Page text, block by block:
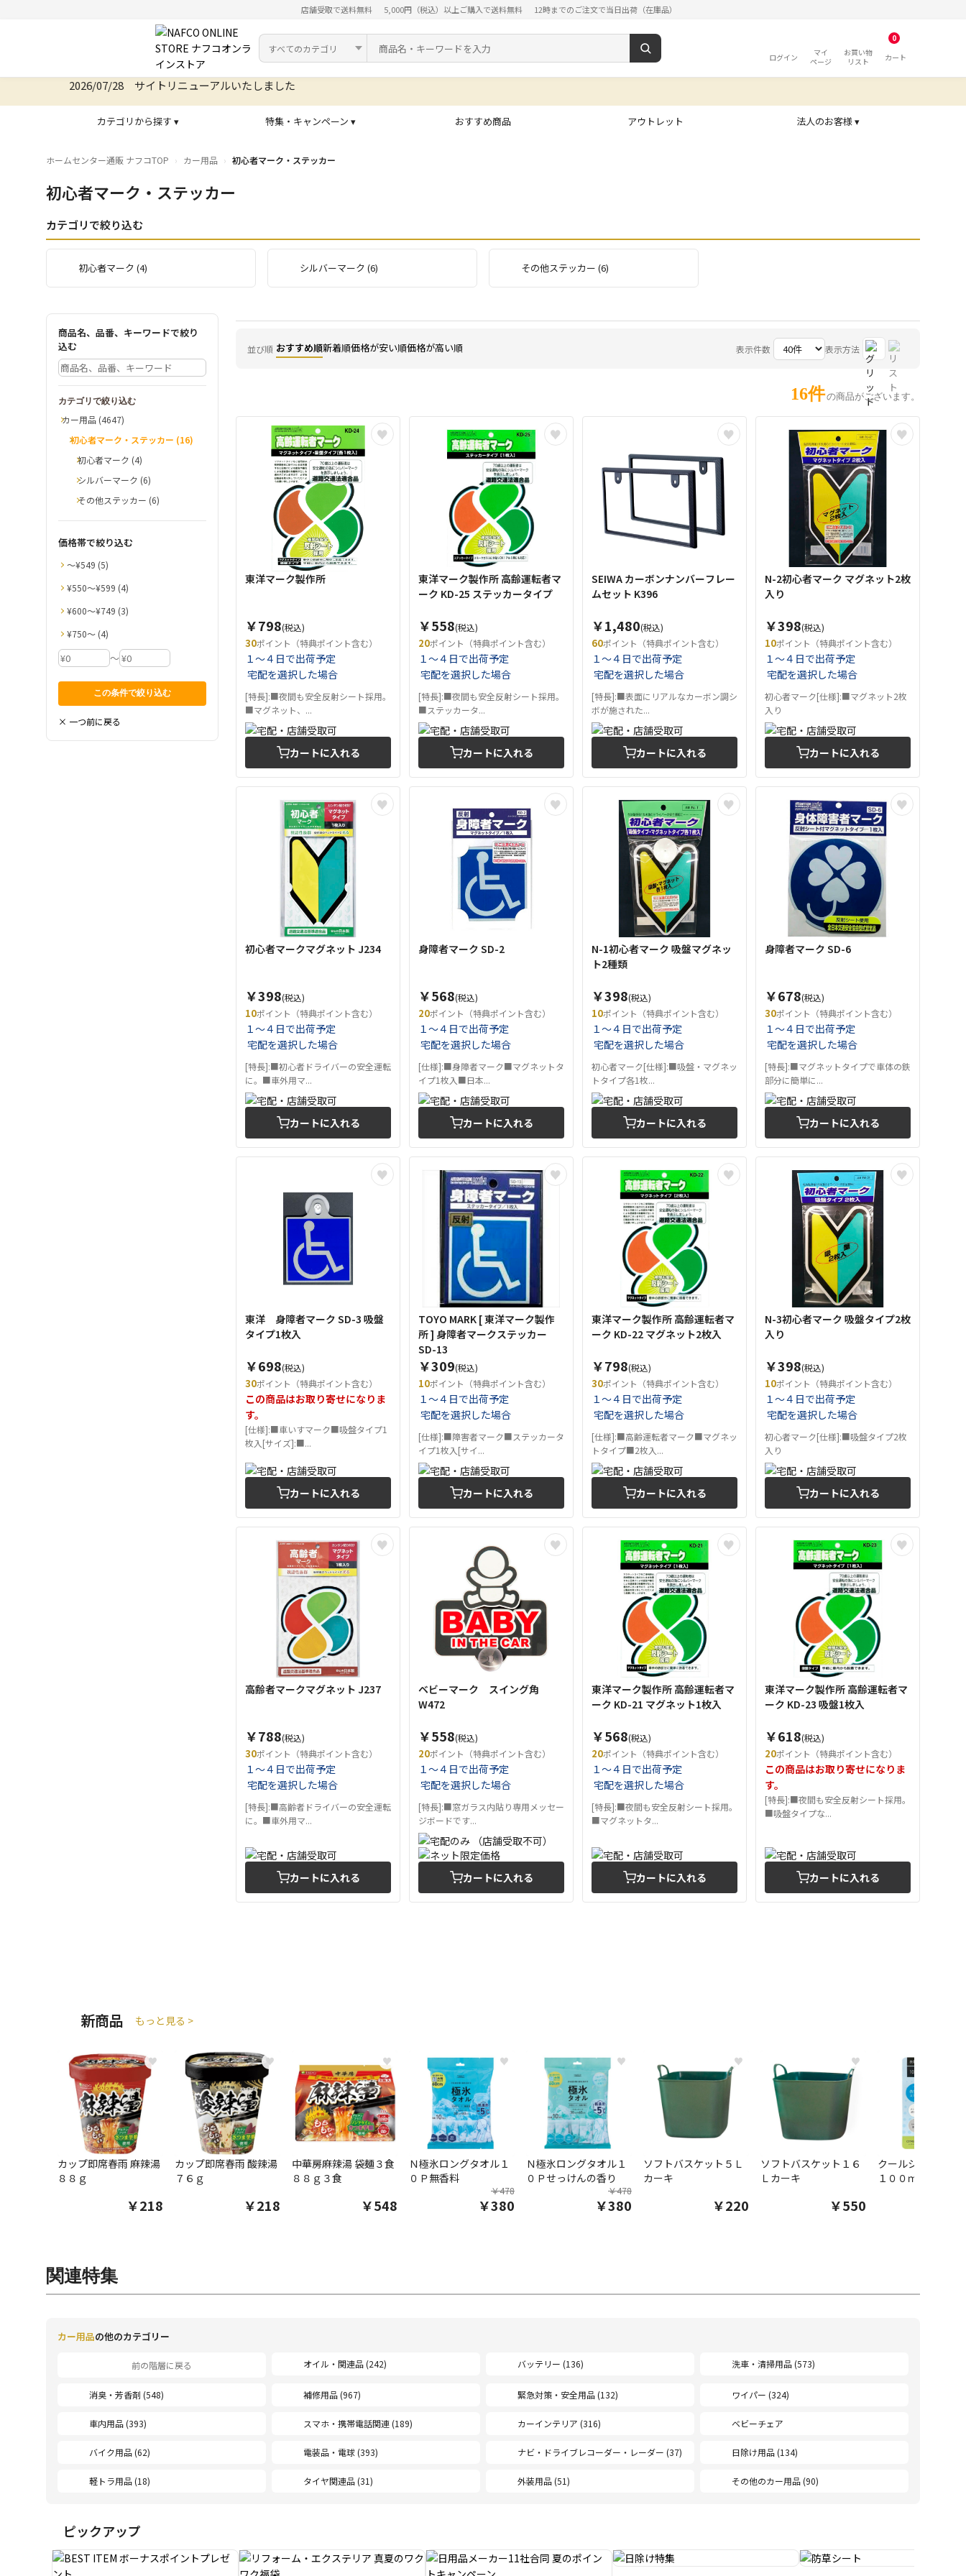
店舗受取で送料無料 5,000円（税込）以上ご購入で送料無料 12時までのご注文で当日出荷（在庫品）
カテゴリ
検索キーワード
ログイン
マイ
ページ
お買い物
リスト
0
カート
2026/07/28 サイトリニューアルいたしました
カテゴリから探す ▾ 特集・キャンペーン ▾ おすすめ商品 アウトレット 法人のお客様 ▾
ホームセンター通販 ナフコTOP カー用品 初心者マーク・ステッカー
初心者マーク・ステッカー
カテゴリで絞り込む
初心者マーク (4) シルバーマーク (6) その他ステッカー (6)
商品名、品番、キーワードで絞り
込む
カテゴリで絞り込む
カー用品 (4647)
初心者マーク・ステッカー (16)
初心者マーク (4)
シルバーマーク (6)
その他ステッカー (6)
価格帯で絞り込む
〜¥549 (5)
¥550〜¥599 (4)
¥600〜¥749 (3)
¥750〜 (4)
～
× 一つ前に戻る
並び順 おすすめ順新着順価格が安い順価格が高い順 表示件数 表示方法
16件の商品がございます。
東洋マーク製作所
￥798(税込)
30ポイント（特典ポイント含む）
１～４日で出荷予定
宅配を選択した場合
[特長]:■夜間も安全反射シート採用。
■マグネット、...
カートに入れる
東洋マーク製作所 高齢運転者マ
ーク KD-25 ステッカータイプ
￥558(税込)
20ポイント（特典ポイント含む）
１～４日で出荷予定
宅配を選択した場合
[特長]:■夜間も安全反射シート採用。
■ステッカータ...
カートに入れる
SEIWA カーボンナンバーフレー
ムセット K396
￥1,480(税込)
60ポイント（特典ポイント含む）
１～４日で出荷予定
宅配を選択した場合
[特長]:■表面にリアルなカーボン調シ
ボが施された...
カートに入れる
N-2初心者マーク マグネット2枚
入り
￥398(税込)
10ポイント（特典ポイント含む）
１～４日で出荷予定
宅配を選択した場合
初心者マーク[仕様]:■マグネット2枚
入り
カートに入れる
初心者マークマグネット J234
￥398(税込)
10ポイント（特典ポイント含む）
１～４日で出荷予定
宅配を選択した場合
[特長]:■初心者ドライバーの安全運転
に。■車外用マ...
カートに入れる
身障者マーク SD-2
￥568(税込)
20ポイント（特典ポイント含む）
１～４日で出荷予定
宅配を選択した場合
[仕様]:■身障者マーク■マグネットタ
イプ1枚入■日本...
カートに入れる
N-1初心者マーク 吸盤マグネッ
ト2種類
￥398(税込)
10ポイント（特典ポイント含む）
１～４日で出荷予定
宅配を選択した場合
初心者マーク[仕様]:■吸盤・マグネッ
トタイプ各1枚...
カートに入れる
身障者マーク SD-6
￥678(税込)
30ポイント（特典ポイント含む）
１～４日で出荷予定
宅配を選択した場合
[特長]:■マグネットタイプで車体の鉄
部分に簡単に...
カートに入れる
東洋 身障者マーク SD-3 吸盤
タイプ1枚入
￥698(税込)
30ポイント（特典ポイント含む）
この商品はお取り寄せになりま
す。
[仕様]:■車いすマーク■吸盤タイプ1
枚入[サイズ]:■...
カートに入れる
TOYO MARK [ 東洋マーク製作
所 ] 身障者マークステッカー
SD-13
￥309(税込)
10ポイント（特典ポイント含む）
１～４日で出荷予定
宅配を選択した場合
[仕様]:■障害者マーク■ステッカータ
イプ1枚入[サイ...
カートに入れる
東洋マーク製作所 高齢運転者マ
ーク KD-22 マグネット2枚入
￥798(税込)
30ポイント（特典ポイント含む）
１～４日で出荷予定
宅配を選択した場合
[仕様]:■高齢運転者マーク■マグネッ
トタイプ■2枚入...
カートに入れる
N-3初心者マーク 吸盤タイプ2枚
入り
￥398(税込)
10ポイント（特典ポイント含む）
１～４日で出荷予定
宅配を選択した場合
初心者マーク[仕様]:■吸盤タイプ2枚
入り
カートに入れる
高齢者マークマグネット J237
￥788(税込)
30ポイント（特典ポイント含む）
１～４日で出荷予定
宅配を選択した場合
[特長]:■高齢者ドライバーの安全運転
に。■車外用マ...
カートに入れる
ベビーマーク スイング角
W472
￥558(税込)
20ポイント（特典ポイント含む）
１～４日で出荷予定
宅配を選択した場合
[特長]:■窓ガラス内貼り専用メッセー
ジボードです...
カートに入れる
東洋マーク製作所 高齢運転者マ
ーク KD-21 マグネット1枚入
￥568(税込)
20ポイント（特典ポイント含む）
１～４日で出荷予定
宅配を選択した場合
[特長]:■夜間も安全反射シート採用。
■マグネットタ...
カートに入れる
東洋マーク製作所 高齢運転者マ
ーク KD-23 吸盤1枚入
￥618(税込)
20ポイント（特典ポイント含む）
この商品はお取り寄せになりま
す。
[特長]:■夜間も安全反射シート採用。
■吸盤タイプな...
カートに入れる
新商品 もっと見る >
♥
カップ即席春雨 麻辣湯
８８ｇ
￥218
♥
カップ即席春雨 酸辣湯
７６ｇ
￥218
♥
中華房麻辣湯 袋麺３食
８８ｇ３食
￥548
♥
Ｎ極氷ロングタオル１
０Ｐ無香料
￥478
￥380
♥
Ｎ極氷ロングタオル１
０Ｐせっけんの香り
￥478
￥380
♥
ソフトバスケット５Ｌ
カーキ
￥220
♥
ソフトバスケット１６
Ｌカーキ
￥550
クールシャツスプ
１００ｍｌ
関連特集
カー用品の他のカテゴリー
前の階層に戻る オイル・関連品 (242) バッテリー (136) 洗車・清掃用品 (573)
消臭・芳香剤 (548) 補修用品 (967) 緊急対策・安全用品 (132) ワイパー (324)
車内用品 (393) スマホ・携帯電話関連 (189) カーインテリア (316) ベビーチェア
バイク用品 (62) 電装品・電球 (393) ナビ・ドライブレコーダー・レーダー (37) 日除け用品 (134)
軽トラ用品 (18) タイヤ関連品 (31) 外装用品 (51) その他のカー用品 (90)
ピックアップ